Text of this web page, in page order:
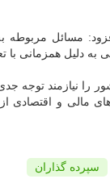
مسائل
به دلیل همزمانی
را نیازمند توجه
سپرده گذاران